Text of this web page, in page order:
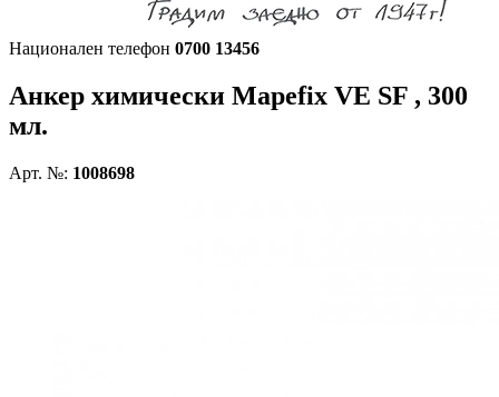
Национален телефон 0700 13456
Анкер химически Mapefix VE SF , 300
мл.
Арт. №: 1008698